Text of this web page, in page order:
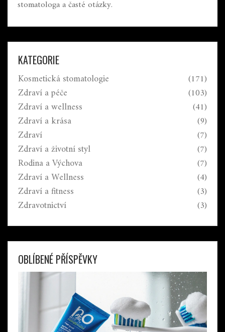
stomatologa a časté otázky.
KATEGORIE
Kosmetická stomatologie (171)
Zdraví a péče (103)
Zdraví a wellness (41)
Zdraví a krása (9)
Zdraví (7)
Zdraví a životní styl (7)
Rodina a Výchova (7)
Zdraví a Wellness (4)
Zdraví a fitness (3)
Zdravotnictví (3)
OBLÍBENÉ PŘÍSPĚVKY